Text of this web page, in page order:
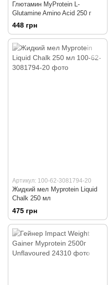
Глютамин MyProtein L-
Glutamine Amino Acid 250 г
448 грн
Артикул: 100-62-3081794-20
Жидкий мел Myprotein Liquid
Chalk 250 мл
475 грн